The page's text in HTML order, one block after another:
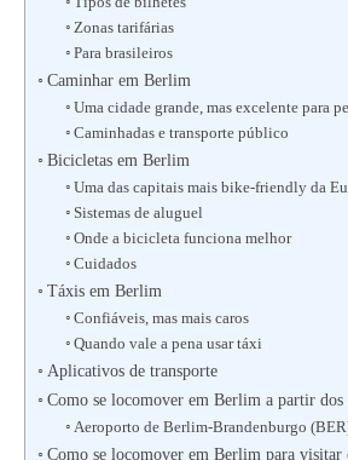
Zonas tarifárias
Para brasileiros
Caminhar em Berlim
Uma cidade grande, mas excelente para
Caminhadas e transporte público
Bicicletas em Berlim
Uma das capitais mais bike-friendly da
Sistemas de aluguel
Onde a bicicleta funciona melhor
Cuidados
Táxis em Berlim
Confiáveis, mas mais caros
Quando vale a pena usar táxi
Aplicativos de transporte
Como se locomover em Berlim a partir dos
Aeroporto de Berlim-Brandenburgo
Como se locomover em Berlim para visitar